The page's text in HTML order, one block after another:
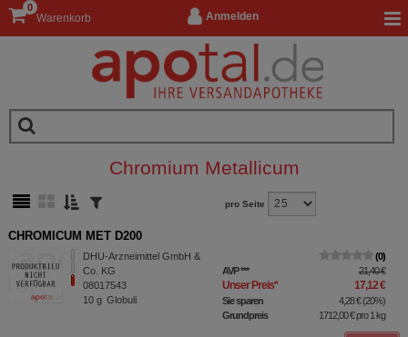
Anmelden
Warenkorb
0
Chromium Metallicum
pro Seite
CHROMICUM MET D200
DHU-Arzneimittel GmbH &
Co. KG
08017543
10 g Globuli
0
AVP*** 21,40 €
Unser Preis* 17,12 €
Sie sparen 4,28 €(20%)
Grundpreis
1712,00 €pro 1 kg